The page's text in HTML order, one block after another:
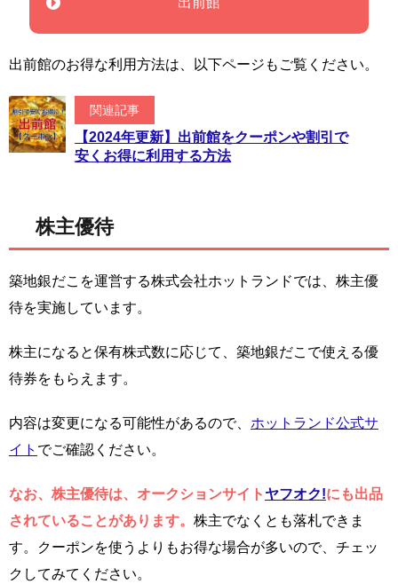
出前館のお得な利用方法は、以下ページもご覧ください。
関連記事
【2024年更新】出前館をクーポンや割引で
安くお得に利用する方法
株主優待
築地銀だこを運営する株式会社ホットランドでは、株主優
待を実施しています。
株主になると保有株式数に応じて、築地銀だこで使える優
待券をもらえます。
内容は変更になる可能性があるので、 ホットランド公式サ
イト でご確認ください。
なお、株主優待は、オークションサイト ヤフオク!にも出品
されていることがあります。 株主でなくとも落札できま
す。クーポンを使うよりもお得な場合が多いので、チェッ
クしてみてください。